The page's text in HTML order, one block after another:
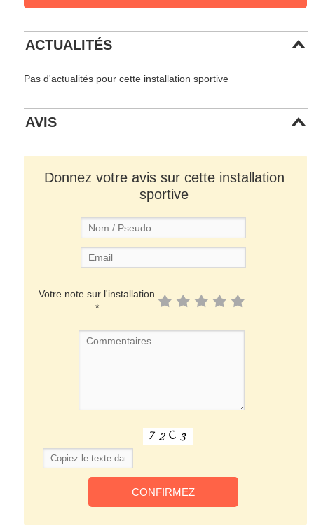
ACTUALITÉS
Pas d'actualités pour cette installation sportive
AVIS
Donnez votre avis sur cette installation
sportive
Votre note sur l'installation
*